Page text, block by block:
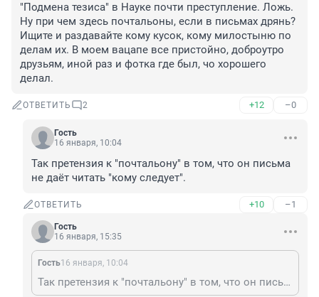
"Подмена тезиса" в Науке почти преступление. Ложь.
Ну при чем здесь почтальоны, если в письмах дрянь?
Ищите и раздавайте кому кусок, кому милостыню по
делам их. В моем вацапе все пристойно, доброутро
друзьям, иной раз и фотка где был, чо хорошего
делал.
ОТВЕТИТЬ 2 +12 –0
Гость
16 января, 10:04
Так претензия к "почтальону" в том, что он письма
не даёт читать "кому следует".
ОТВЕТИТЬ +10 –1
Гость
16 января, 15:35
Гость16 января, 10:04
Так претензия к "почтальону" в том, что он письма не даёт читать "кому следует".